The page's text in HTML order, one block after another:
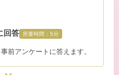
回答 所要時間：5分
前アンケートに答えます。